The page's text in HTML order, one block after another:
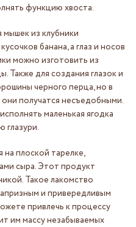
функцию хвоста.
из клубники
банана, а глаз и носов
можно изготовить из
Также для создания глазок и
черного перца, но в
получатся несъедобными.
маленькая ягодка
глазури.
плоской тарелке,
сыра. Этот продукт
Такое лакомство
и привередливым
привлечь к процессу
им массу незабываемых